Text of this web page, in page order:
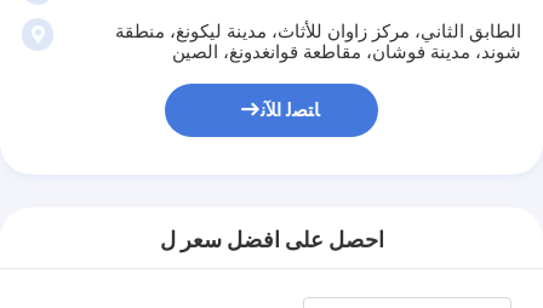
الطابق الثاني، مركز زاوان للأثاث، مدينة ليكونغ، منطقة
شوند، مدينة فوشان، مقاطعة قوانغدونغ، الصين
ﺎﺘﺼﻟ ﺍﻶﻧ
احصل على افضل سعر ل